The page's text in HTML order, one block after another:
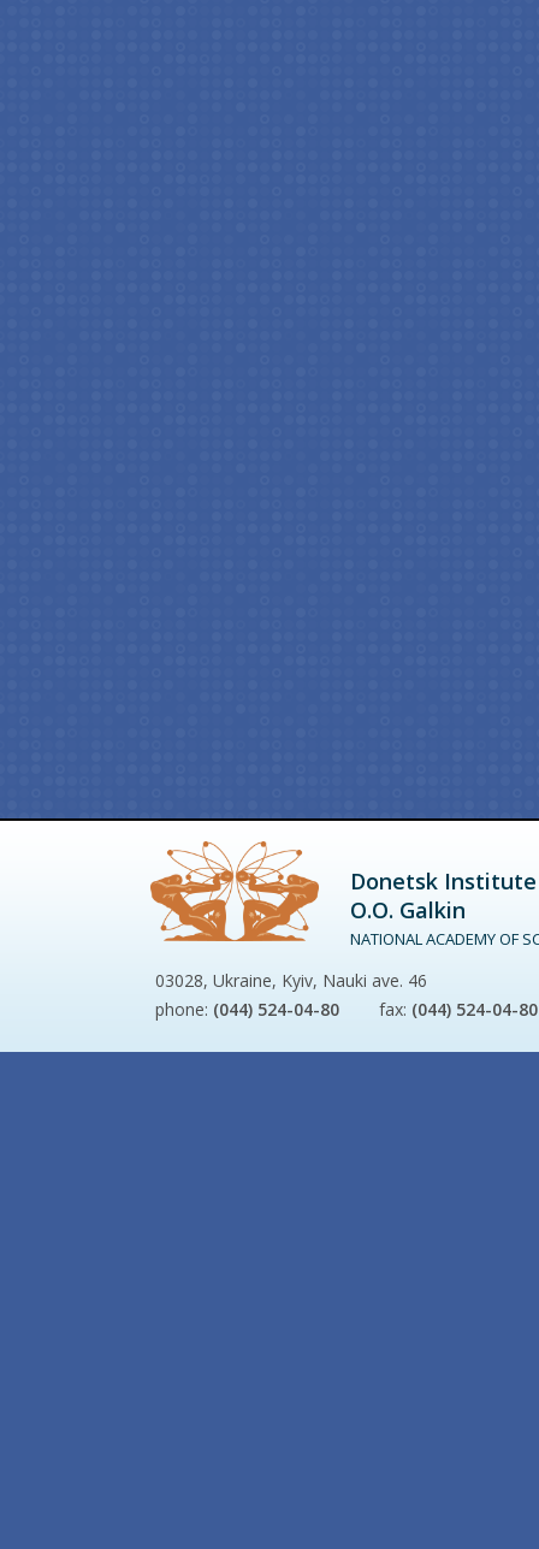
Donetsk
O.O. Galkin
NATIONAL ACADEMY OF
03028, Ukraine, Kyiv, Nauki ave. 46
phone: (044) 524-04-80 fax: (044) 524-04-80